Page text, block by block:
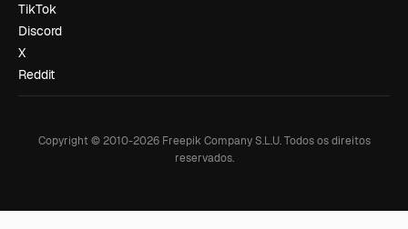
TikTok
Discord
X
Reddit
Copyright © 2010-2026Freepik Company S.L.U. Todos os direitos
reservados.